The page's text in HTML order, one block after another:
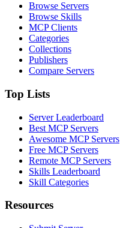
Browse Servers
Browse Skills
MCP Clients
Categories
Collections
Publishers
Compare Servers
Top Lists
Server Leaderboard
Best MCP Servers
Awesome MCP Servers
Free MCP Servers
Remote MCP Servers
Skills Leaderboard
Skill Categories
Resources